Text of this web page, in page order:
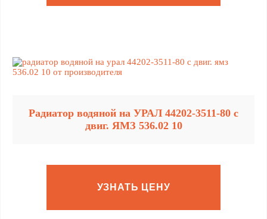
Радиатор водяной на УРАЛ 44202-3511-80 с
двиг. ЯМЗ 536.02 10
УЗНАТЬ ЦЕНУ